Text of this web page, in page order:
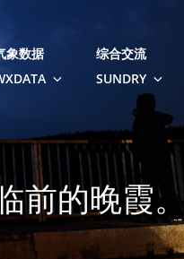
象数据
综合交流
SUNDRY
前的晚霞。